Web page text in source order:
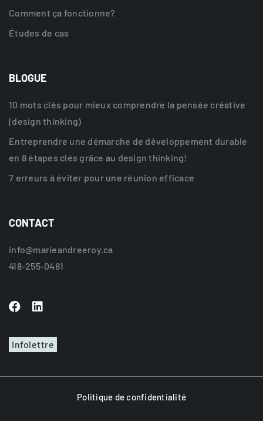
Comment ça fonctionne?
Études de cas
BLOGUE
10 mots clés pour mieux comprendre la pensée créative
(design thinking)
Entreprendre une démarche de développement durable
en 8 étapes clés grâce au design thinking!
7 erreurs à éviter pour une réunion efficace
CONTACT
info@marieandreeroy.ca
418-255-0481
Infolettre
Politique de confidentialité